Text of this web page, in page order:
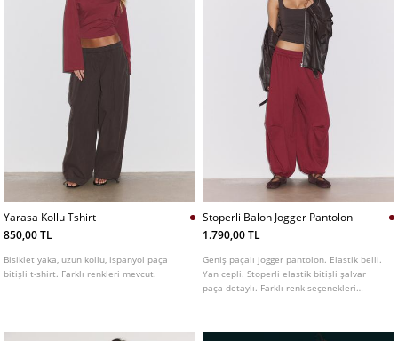
Yarasa Kollu Tshirt
850,00 TL
Bisiklet yaka, uzun kollu, ispanyol paça
bitişli t-shirt. Farklı renkleri mevcut.
Stoperli Balon Jogger Pantolon
1.790,00 TL
Geniş paçalı jogger pantolon. Elastik belli.
Yan cepli. Stoperli elastik bitişli şalvar
paça detaylı. Farklı renk seçenekleri